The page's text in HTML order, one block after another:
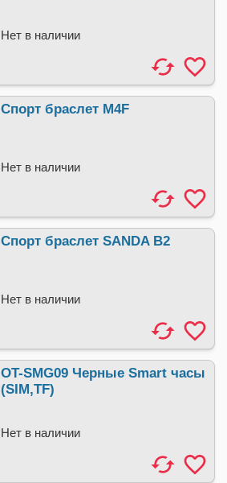
Нет в наличии
Спорт браслет M4F
Нет в наличии
Спорт браслет SANDA B2
Нет в наличии
OT-SMG09 Черные Smart часы
(SIM,TF)
Нет в наличии